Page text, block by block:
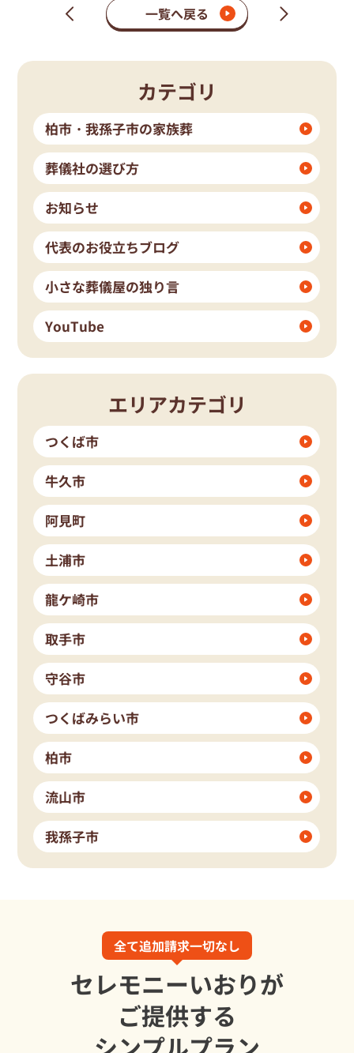
ー
一覧へ戻る
前
ー
カテゴリ
柏市・我孫子市の家族葬
葬儀社の選び方
お知らせ
代表のお役立ちブログ
小さな葬儀屋の独り言
YouTube
エリアカテゴリ
つくば市
牛久市
阿見町
土浦市
龍ケ崎市
取手市
守谷市
つくばみらい市
柏市
流山市
我孫子市
全て追加請求一切なし
セレモニーいおりが
ご提供する